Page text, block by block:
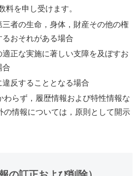
料を申し受けます。
三者の生命，身体，財産その他の権
るおそれがある場合
適正な実施に著しい支障を及ぼすお
合
違反することとなる場合
わらず，履歴情報および特性情報な
の情報については，原則として開示